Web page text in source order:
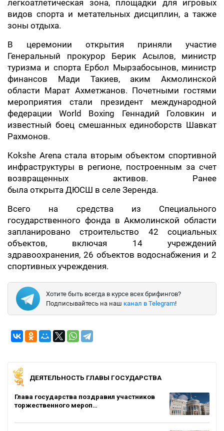
легкоатлетическая зона, площадки для игровых
видов спорта и метательных дисциплин, а также
зоны отдыха.
В церемонии открытия приняли участие
Генеральный прокурор Берик Асылов, министр
туризма и спорта Ербол Мырзабосынов, министр
финансов Мади Такиев, аким Акмолинской
области Марат Ахметжанов. Почетными гостями
мероприятия стали президент международной
федерации World Boxing Геннадий Головкин и
известный боец смешанных единоборств Шавкат
Рахмонов.
Kokshe Arena стала вторым объектом спортивной
инфраструктуры в регионе, построенным за счет
возвращенных активов. Ранее
была открыта ДЮСШ в селе Зеренда.
Всего на средства из Специального
государственного фонда в Акмолинской области
запланировано строительство 42 социальных
объектов, включая 14 учреждений
здравоохранения, 26 объектов водоснабжения и 2
спортивных учреждения.
Хотите быть всегда в курсе всех брифингов?
Подписывайтесь на наш канал в Telegram!
ДЕЯТЕЛЬНОСТЬ ГЛАВЫ ГОСУДАРСТВА
Глава государства поздравил участников
торжественного мероп…